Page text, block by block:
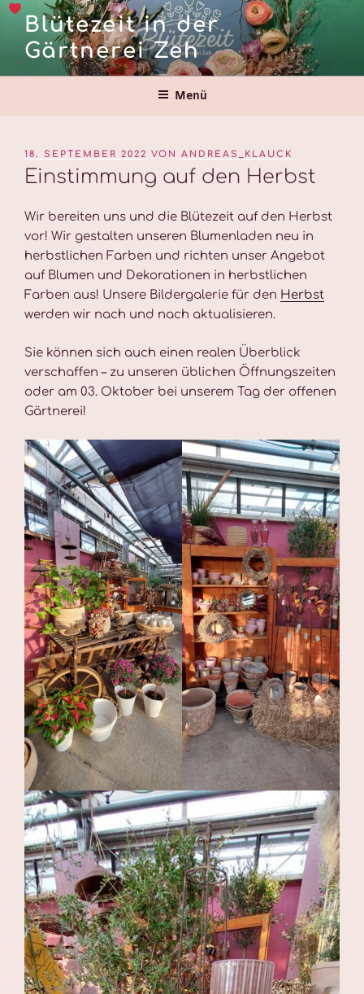
Zum
Inhalt
springen
Blütezeit in der
Gärtnerei Zeh
Menü
VERÖFFENTLICHT
AM
18. SEPTEMBER 2022 VON ANDREAS_KLAUCK
Einstimmung auf den Herbst
Wir bereiten uns und die Blütezeit auf den Herbst
vor! Wir gestalten unseren Blumenladen neu in
herbstlichen Farben und richten unser Angebot
auf Blumen und Dekorationen in herbstlichen
Farben aus! Unsere Bildergalerie für den Herbst
werden wir nach und nach aktualisieren.
Sie können sich auch einen realen Überblick
verschaffen – zu unseren üblichen Öffnungszeiten
oder am 03. Oktober bei unserem Tag der offenen
Gärtnerei!